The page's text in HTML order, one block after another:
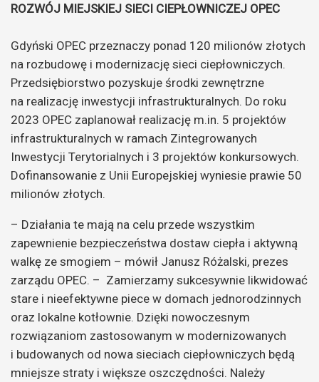
ROZWÓJ MIEJSKIEJ SIECI CIEPŁOWNICZEJ OPEC
Gdyński OPEC przeznaczy ponad 120 milionów złotych
na rozbudowę i modernizację sieci ciepłowniczych.
Przedsiębiorstwo pozyskuje środki zewnętrzne
na realizację inwestycji infrastrukturalnych. Do roku
2023 OPEC zaplanował realizację m.in. 5 projektów
infrastrukturalnych w ramach Zintegrowanych
Inwestycji Terytorialnych i 3 projektów konkursowych.
Dofinansowanie z Unii Europejskiej wyniesie prawie 50
milionów złotych.
– Działania te mają na celu przede wszystkim
zapewnienie bezpieczeństwa dostaw ciepła i aktywną
walkę ze smogiem – mówił Janusz Różalski, prezes
zarządu OPEC. – Zamierzamy sukcesywnie likwidować
stare i nieefektywne piece w domach jednorodzinnych
oraz lokalne kotłownie. Dzięki nowoczesnym
rozwiązaniom zastosowanym w modernizowanych
i budowanych od nowa sieciach ciepłowniczych będą
mniejsze straty i większe oszczędności. Należy